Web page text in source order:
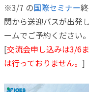
※3/7 の国際セミナー
関から送迎バスが出発し
ームでご予約ください。
[交流会申し込みは3/6
は行っておりません。 ]